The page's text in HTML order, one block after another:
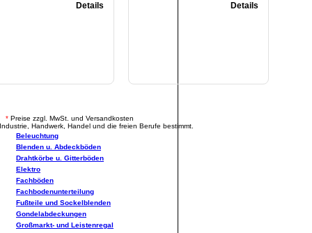
Details Details
* Preise zzgl. MwSt. und Versandkosten
Handwerk, Handel und die freien Berufe bestimmt.
Beleuchtung
Blenden u. Abdeckböden
Drahtkörbe u. Gitterböden
Elektro
Fachböden
Fachbodenunterteilung
Fußteile und Sockelblenden
Gondelabdeckungen
Großmarkt- und Leistenregal